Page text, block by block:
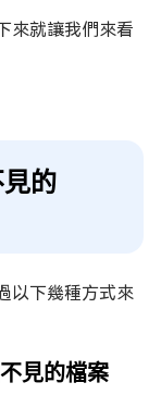
來就讓我們來看
的
以下幾種方式來
見的檔案